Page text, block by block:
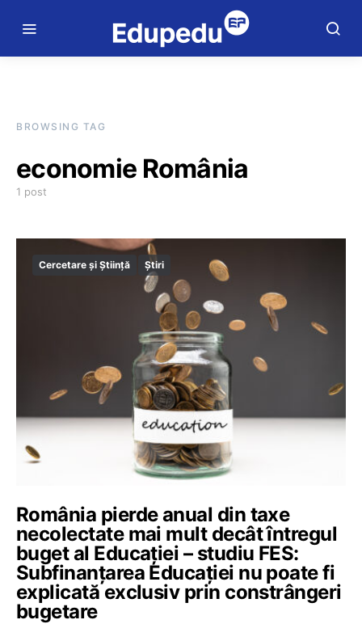
BROWSING TAG
economie România
1 post
Cercetare și Știință Știri
România pierde anual din taxe
necolectate mai mult decât întregul
buget al Educației – studiu FES:
Subfinanțarea Educației nu poate fi
explicată exclusiv prin constrângeri
bugetare